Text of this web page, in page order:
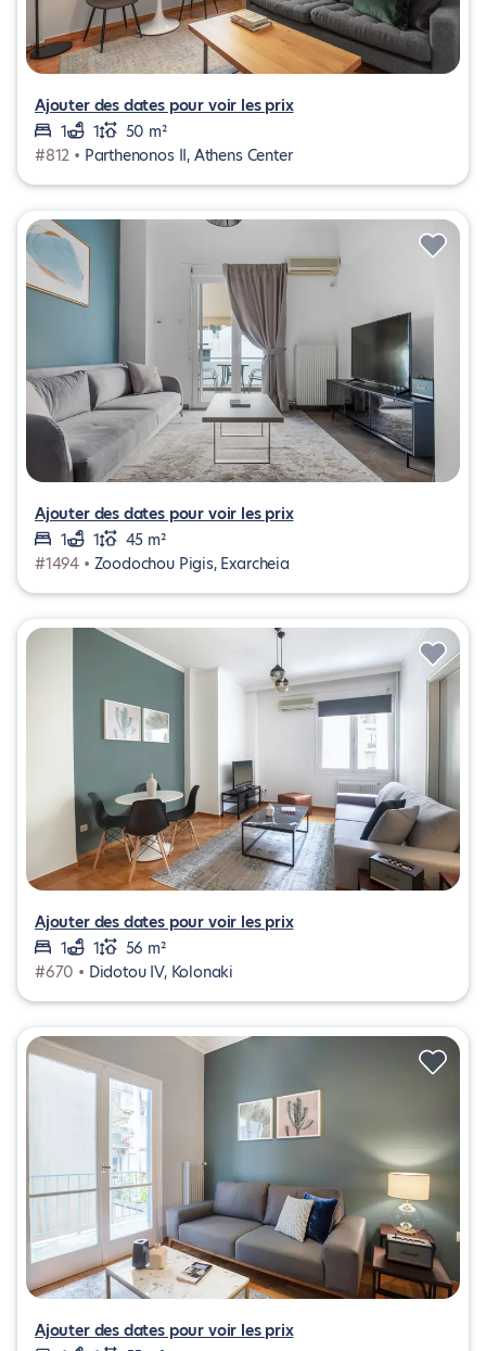
Ajouter des dates pour voir les prix
1
1
50 m²
#812 • Parthenonos II, Athens Center
Ajouter des dates pour voir les prix
1
1
45 m²
#1494 • Zoodochou Pigis, Exarcheia
Ajouter des dates pour voir les prix
1
1
56 m²
#670 • Didotou IV, Kolonaki
Ajouter des dates pour voir les prix